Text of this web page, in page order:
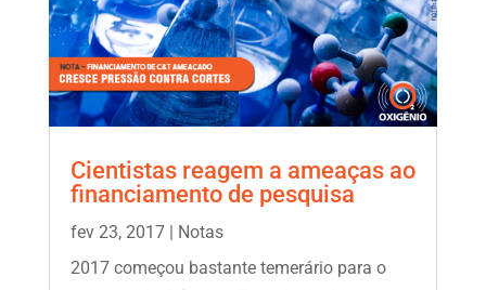
Cientistas reagem a ameaças ao
financiamento de pesquisa
fev 23, 2017| Notas
2017 começou bastante temerário para o